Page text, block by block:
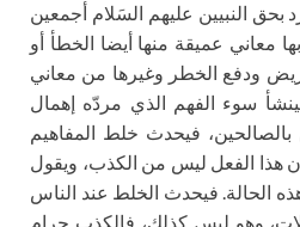
النبيين عليهم السَلام أجمعين
بها معاني عميقة منها أيضا الخطأ أو
ودفع الخطر وغيرها من معاني
سوء الفهم الذي مردّه إهمال
فيحدث خلط المفاهيم
هذا الفعل ليس من الكذب، ويقول
الحالة. فيحدث الخلط عند الناس
وهو ليس كذلك، فالكذب حرام